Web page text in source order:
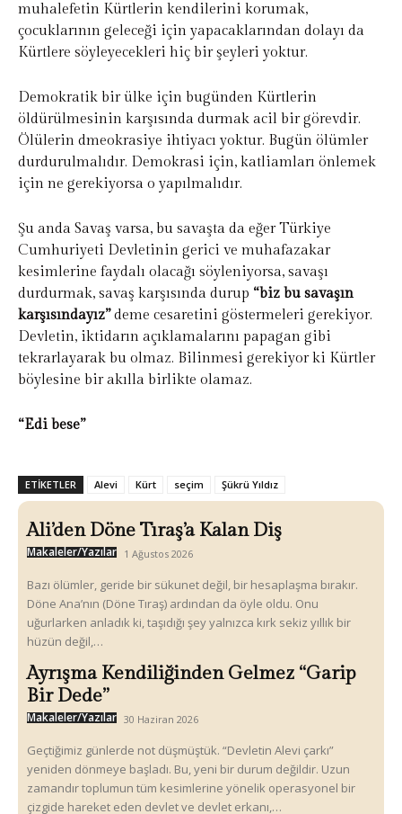
muhalefetin Kürtlerin kendilerini korumak,
çocuklarının geleceği için yapacaklarından dolayı da
Kürtlere söyleyecekleri hiç bir şeyleri yoktur.
Demokratik bir ülke için bugünden Kürtlerin
öldürülmesinin karşısında durmak acil bir görevdir.
Ölülerin dmeokrasiye ihtiyacı yoktur. Bugün ölümler
durdurulmalıdır. Demokrasi için, katliamları önlemek
için ne gerekiyorsa o yapılmalıdır.
Şu anda Savaş varsa, bu savaşta da eğer Türkiye
Cumhuriyeti Devletinin gerici ve muhafazakar
kesimlerine faydalı olacağı söyleniyorsa, savaşı
durdurmak, savaş karşısında durup “biz bu savaşın
karşısındayız”deme cesaretini göstermeleri gerekiyor.
Devletin, iktidarın açıklamalarını papagan gibi
tekrarlayarak bu olmaz. Bilinmesi gerekiyor ki Kürtler
böylesine bir akılla birlikte olamaz.
“Edi bese”
ETIKETLER Alevi Kürt seçim Şükrü Yıldız
Ali’den Döne Tıraş’a Kalan Diş
Makaleler/Yazılar 1 Ağustos 2026
Bazı ölümler, geride bir sükunet değil, bir hesaplaşma bırakır.
Döne Ana’nın (Döne Tıraş) ardından da öyle oldu. Onu
uğurlarken anladık ki, taşıdığı şey yalnızca kırk sekiz yıllık bir
hüzün değil,…
Ayrışma Kendiliğinden Gelmez “Garip
Bir Dede”
Makaleler/Yazılar 30 Haziran 2026
Geçtiğimiz günlerde not düşmüştük. “Devletin Alevi çarkı”
yeniden dönmeye başladı. Bu, yeni bir durum değildir. Uzun
zamandır toplumun tüm kesimlerine yönelik operasyonel bir
çizgide hareket eden devlet ve devlet erkanı,…